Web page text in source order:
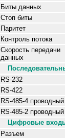
Биты данных
Стоп биты
Паритет
Контроль потока
Скорость передачи
данных
RS-232
RS-422
RS-485-4 проводный
RS-485-2 проводный
Цифровые
Разъем